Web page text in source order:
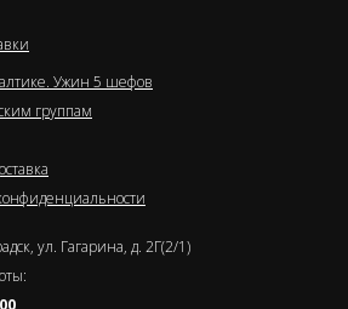
Ужин 5 шефов
группам
ул. Гагарина, д. 2Г(2/1)